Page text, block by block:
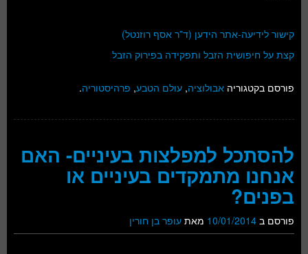
קישור לידיעה-אתר הידען (ד”ר אסף רוזנטל)
קצת על חיפושית הזבל ותפקידה בפירוק הזבל
פורסם בקטגוריה אבולוציה, עולם הטבע, פרהיסטוריה.
להסתכל למפלצות בעיניים- האם
אנחנו מתמקדים בעיניים או
בפנים?
פורסם ב 10/01/2014 מאת עופר בן חורין